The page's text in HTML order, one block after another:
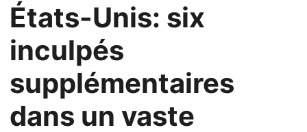
États-Unis: six
inculpés
supplémentaires
dans un vaste